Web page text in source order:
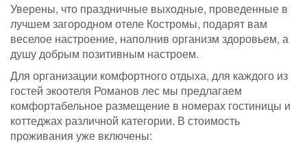
Уверены, что праздничные выходные, проведенные в
лучшем загородном отеле Костромы, подарят вам
веселое настроение, наполнив организм здоровьем, а
душу добрым позитивным настроем.
Для организации комфортного отдыха, для каждого из
гостей экоотеля Романов лес мы предлагаем
комфортабельное размещение в номерах гостиницы и
коттеджах различной категории. В стоимость
проживания уже включены: